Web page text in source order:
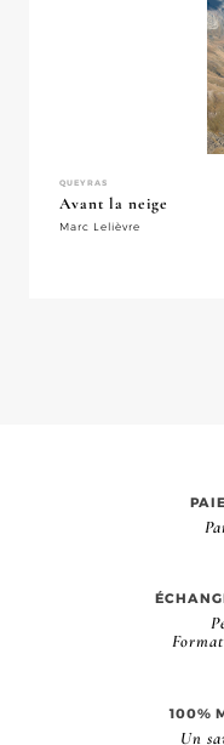
QUEYRAS
Avant la neige
Marc Lelièvre
100%
Un